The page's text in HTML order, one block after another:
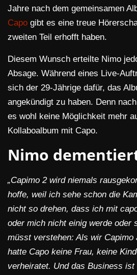
Jahre nach dem gemeinsamen
Capo gibt es eine treue
zweiten Teil erhofft haben.
Diesem Wunsch erteilte Nimo
Absage. Während eines Live-
sich der 29-Jährige dafür, das
angekündigt zu haben. Denn
es wohl keine Möglichkeit mehr
Kollaboalbum mit Capo.
Nimo
„Capimo 2 wird niemals
hoffe, weil ich sehe schon die
nicht so drehen, dass ich mit
oder mich nicht einig werde oder
müsst verstehen: Als wir Capimo
hatte Capo keine Frau, keine
verheiratet. Und das Business